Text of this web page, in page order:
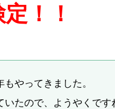
！！
やってきました。
いたので、ようやくです